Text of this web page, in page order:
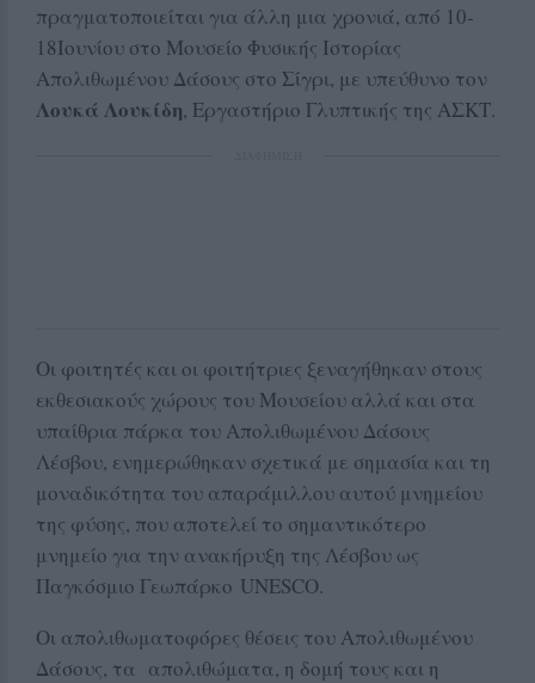
πραγματοποιείται για άλλη μια χρονιά, από 10-
18Ιουνίου στο Μουσείο Φυσικής Ιστορίας
Απολιθωμένου Δάσους στο Σίγρι, με υπεύθυνο τον
Λουκά Λουκίδη, Εργαστήριο Γλυπτικής της ΑΣΚΤ.
Οι φοιτητές και οι φοιτήτριες ξεναγήθηκαν στους
εκθεσιακούς χώρους του Μουσείου αλλά και στα
υπαίθρια πάρκα του Απολιθωμένου Δάσους
Λέσβου, ενημερώθηκαν σχετικά με σημασία και τη
μοναδικότητα του απαράμιλλου αυτού μνημείου
της φύσης, που αποτελεί το σημαντικότερο
μνημείο για την ανακήρυξη της Λέσβου ως
Παγκόσμιο Γεωπάρκο UNESCO.
Οι απολιθωματοφόρες θέσεις του Απολιθωμένου
Δάσους, τα απολιθώματα, η δομή τους και η